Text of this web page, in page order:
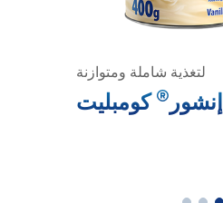
لتغذية شاملة ومتوازنة
إنشور ® كومبليت